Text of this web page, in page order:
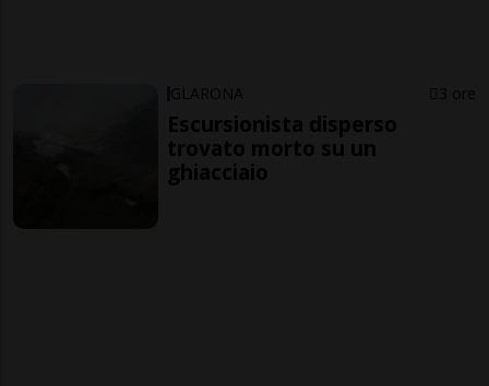
GLARONA 3 ore
Escursionista disperso
trovato morto su un
ghiacciaio